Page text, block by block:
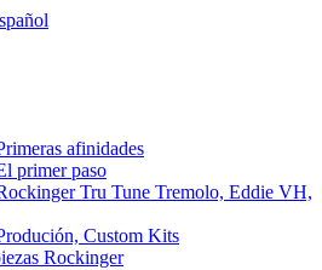
afinidades
primer paso
Tru Tune Tremolo, Eddie VH,
Custom Kits
Rockinger